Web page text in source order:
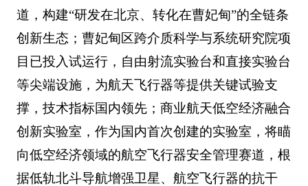
道，构建“研发在北京、转化在曹妃甸”的全链条
创新生态；曹妃甸区跨介质科学与系统研究院项
目已投入试运行，自由射流实验台和直接实验台
等尖端设施，为航天飞行器等提供关键试验支
撑，技术指标国内领先；商业航天低空经济融合
创新实验室，作为国内首次创建的实验室，将瞄
向低空经济领域的航空飞行器安全管理赛道，根
据低轨北斗导航增强卫星、航空飞行器的抗干